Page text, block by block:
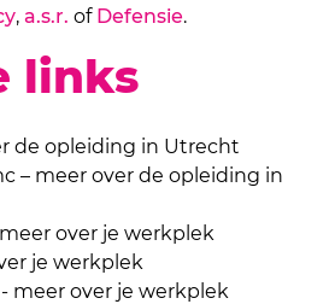
, a.s.r. of Defensie.
links
de opleiding in Utrecht
– meer over de opleiding in
over je werkplek
je werkplek
meer over je werkplek